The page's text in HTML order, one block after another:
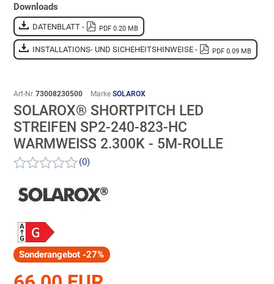
Downloads
DATENBLATT - PDF 0.20 MB
INSTALLATIONS- UND SICHEHEITSHINWEISE - PDF 0.09 MB
Art-Nr. 73008230500 Marke SOLAROX
SOLAROX® SHORTPITCH LED
STREIFEN SP2-240-823-HC
WARMWEISS 2.300K - 5M-ROLLE
(0)
Sonderangebot -27%